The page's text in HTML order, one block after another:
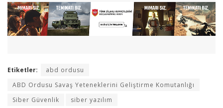
Etiketler:
abd ordusu
ABD Ordusu Savaş Yeteneklerini Geliştirme Komutanlığı
Siber Güvenlik
siber yazılım